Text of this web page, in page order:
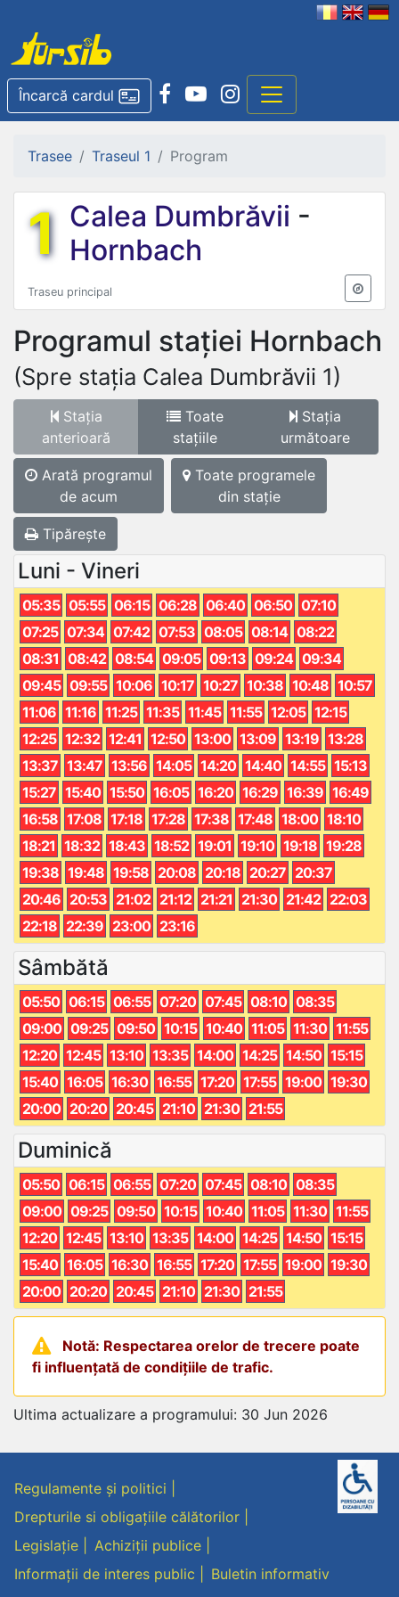
Încarcă cardul
Trasee Traseul 1 Program
1 Calea Dumbrăvii -
Hornbach
Traseu principal
Programul stației Hornbach
(Spre stația Calea Dumbrăvii 1)
Stația
anterioară
Toate
stațiile
Stația
următoare
Arată programul
de acum
Toate programele
din stație
Tipărește
Luni - Vineri
05:35 05:55 06:15 06:28 06:40 06:50 07:10
07:25 07:34 07:42 07:53 08:05 08:14 08:22
08:31 08:42 08:54 09:05 09:13 09:24 09:34
09:45 09:55 10:06 10:17 10:27 10:38 10:48 10:57
11:06 11:16 11:25 11:35 11:45 11:55 12:05 12:15
12:25 12:32 12:41 12:50 13:00 13:09 13:19 13:28
13:37 13:47 13:56 14:05 14:20 14:40 14:55 15:13
15:27 15:40 15:50 16:05 16:20 16:29 16:39 16:49
16:58 17:08 17:18 17:28 17:38 17:48 18:00 18:10
18:21 18:32 18:43 18:52 19:01 19:10 19:18 19:28
19:38 19:48 19:58 20:08 20:18 20:27 20:37
20:46 20:53 21:02 21:12 21:21 21:30 21:42 22:03
22:18 22:39 23:00 23:16
Sâmbătă
05:50 06:15 06:55 07:20 07:45 08:10 08:35
09:00 09:25 09:50 10:15 10:40 11:05 11:30 11:55
12:20 12:45 13:10 13:35 14:00 14:25 14:50 15:15
15:40 16:05 16:30 16:55 17:20 17:55 19:00 19:30
20:00 20:20 20:45 21:10 21:30 21:55
Duminică
05:50 06:15 06:55 07:20 07:45 08:10 08:35
09:00 09:25 09:50 10:15 10:40 11:05 11:30 11:55
12:20 12:45 13:10 13:35 14:00 14:25 14:50 15:15
15:40 16:05 16:30 16:55 17:20 17:55 19:00 19:30
20:00 20:20 20:45 21:10 21:30 21:55
Notă: Respectarea orelor de trecere poate
fi influențată de condițiile de trafic.
Ultima actualizare a programului: 30 Jun 2026
Regulamente și politici
Drepturile si obligațiile călătorilor
Legislație
Achiziții publice
Informații de interes public
Buletin informativ